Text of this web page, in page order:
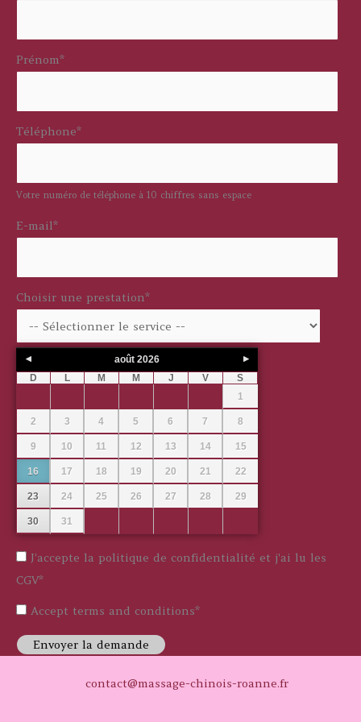
Prénom*
Téléphone*
Votre numéro de téléphone à 10 chiffres sans espace
E-mail*
Choisir une prestation*
août 2026
D
L M M J V
S
1
2 3 4 5 6 7 8
9 10 11 12 13 14 15
16 17 18 19 20 21 22
23 24 25 26 27 28 29
30 31
J'accepte la politique de confidentialité et j'ai lu les
CGV*
Accept terms and conditions*
Envoyer la demande
contact@massage-chinois-roanne.fr